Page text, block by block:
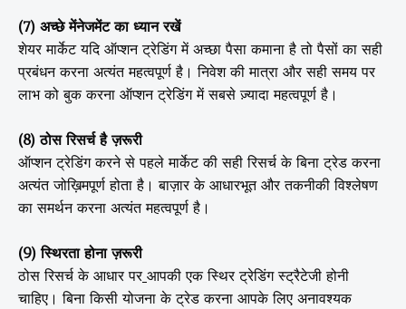
(7) अच्छे मेंनेजमेंट का ध्यान रखें
शेयर मार्केट यदि ऑप्शन ट्रेडिंग में अच्छा पैसा कमाना है तो पैसों का सही
प्रबंधन करना अत्यंत महत्वपूर्ण है। निवेश की मात्रा और सही समय पर
लाभ को बुक करना ऑप्शन ट्रेडिंग में सबसे ज़्यादा महत्वपूर्ण है।
(8) ठोस रिसर्च है ज़रूरी
ऑप्शन ट्रेडिंग करने से पहले मार्केट की सही रिसर्च के बिना ट्रेड करना
अत्यंत जोख़िमपूर्ण होता है। बाज़ार के आधारभूत और तकनीकी विश्लेषण
का समर्थन करना अत्यंत महत्वपूर्ण है।
(9) स्थिरता होना ज़रूरी
ठोस रिसर्च के आधार पर आपकी एक स्थिर ट्रेडिंग स्ट्रैटेजी होनी
चाहिए। बिना किसी योजना के ट्रेड करना आपके लिए अनावश्यक